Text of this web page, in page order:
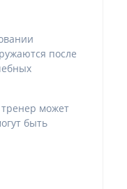
после
тренер может
быть